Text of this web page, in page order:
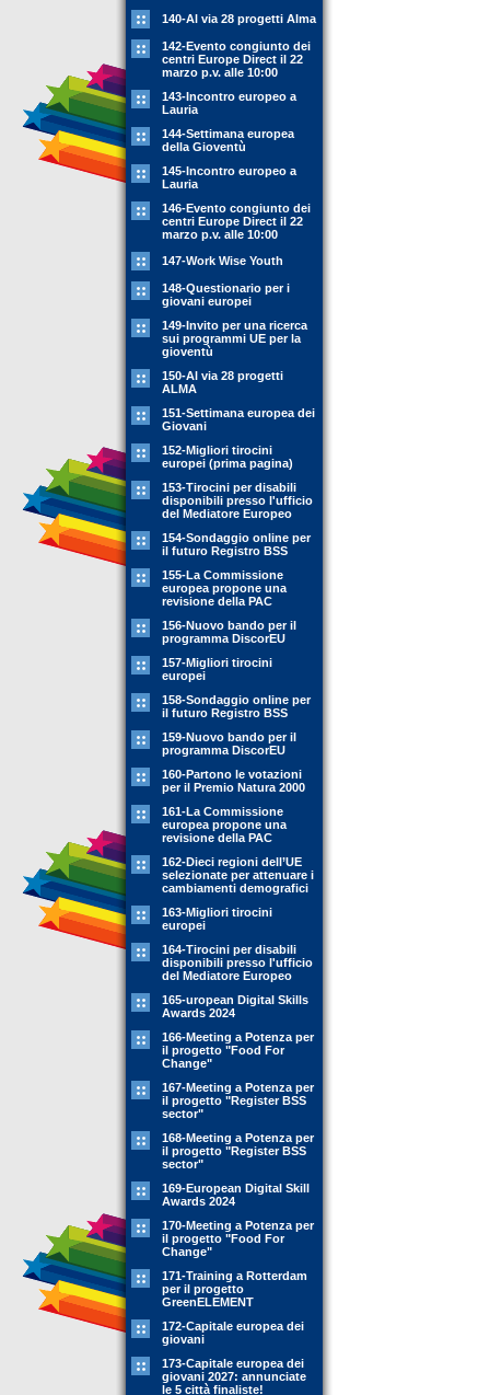
140-Al via 28 progetti Alma
142-Evento congiunto dei
centri Europe Direct il 22
marzo p.v. alle 10:00
143-Incontro europeo a
Lauria
144-Settimana europea
della Gioventù
145-Incontro europeo a
Lauria
146-Evento congiunto dei
centri Europe Direct il 22
marzo p.v. alle 10:00
147-Work Wise Youth
148-Questionario per i
giovani europei
149-Invito per una ricerca
sui programmi UE per la
gioventù
150-Al via 28 progetti
ALMA
151-Settimana europea dei
Giovani
152-Migliori tirocini
europei (prima pagina)
153-Tirocini per disabili
disponibili presso l'ufficio
del Mediatore Europeo
154-Sondaggio online per
il futuro Registro BSS
155-La Commissione
europea propone una
revisione della PAC
156-Nuovo bando per il
programma DiscorEU
157-Migliori tirocini
europei
158-Sondaggio online per
il futuro Registro BSS
159-Nuovo bando per il
programma DiscorEU
160-Partono le votazioni
per il Premio Natura 2000
161-La Commissione
europea propone una
revisione della PAC
162-Dieci regioni dell’UE
selezionate per attenuare i
cambiamenti demografici
163-Migliori tirocini
europei
164-Tirocini per disabili
disponibili presso l'ufficio
del Mediatore Europeo
165-uropean Digital Skills
Awards 2024
166-Meeting a Potenza per
il progetto "Food For
Change"
167-Meeting a Potenza per
il progetto "Register BSS
sector"
168-Meeting a Potenza per
il progetto "Register BSS
sector"
169-European Digital Skill
Awards 2024
170-Meeting a Potenza per
il progetto "Food For
Change"
171-Training a Rotterdam
per il progetto
GreenELEMENT
172-Capitale europea dei
giovani
173-Capitale europea dei
giovani 2027: annunciate
le 5 città finaliste!